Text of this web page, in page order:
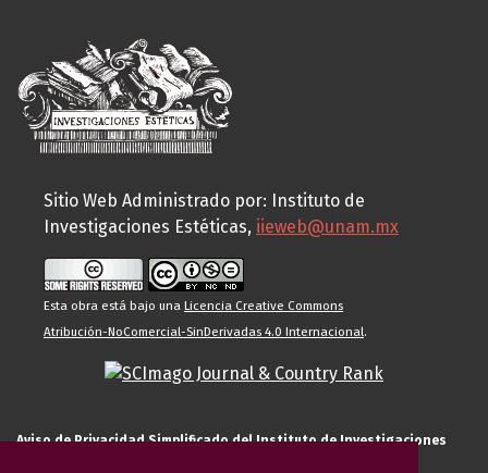
Sitio Web Administrado por: Instituto de
Investigaciones Estéticas, iieweb@unam.mx
Esta obra está bajo una Licencia Creative Commons
Atribución-NoComercial-SinDerivadas 4.0 Internacional.
Aviso de Privacidad Simplificado del Instituto de Investigaciones